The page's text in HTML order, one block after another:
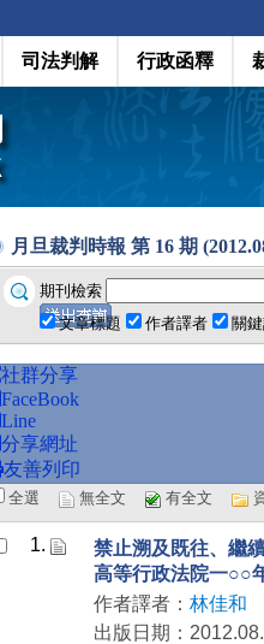
司法判解 行政函釋
月旦裁判時報 第 16 期
期刊檢索
文章標題
作者譯者 關
社群分享
FaceBook
Line
分享網址
友善列印
全選 無全文 有全文
1.
禁止溯及既往、繼
高等行政法院一○○
作者譯者： 林佳和
出版日期：